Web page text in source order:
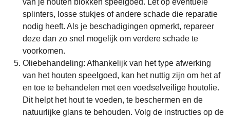
van je houten blokken speelgoed. Let op eventuele
splinters, losse stukjes of andere schade die reparatie
nodig heeft. Als je beschadigingen opmerkt, repareer
deze dan zo snel mogelijk om verdere schade te
voorkomen.
Oliebehandeling: Afhankelijk van het type afwerking
van het houten speelgoed, kan het nuttig zijn om het af
en toe te behandelen met een voedselveilige houtolie.
Dit helpt het hout te voeden, te beschermen en de
natuurlijke glans te behouden. Volg de instructies op de